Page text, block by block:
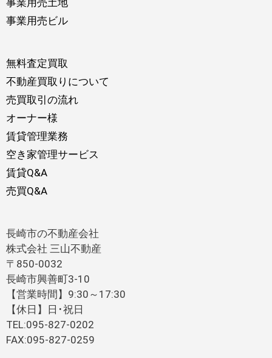
事業用売土地
事業用売ビル
無料査定買取
不動産買取りについて
売買取引の流れ
オーナー様
賃貸管理業務
空き家管理サービス
賃貸Q&A
売買Q&A
長崎市の不動産会社
株式会社 三山不動産
〒850-0032
長崎市興善町3-10
【営業時間】9:30～17:30
【休日】日･祝日
TEL:095-827-0202
FAX:095-827-0259